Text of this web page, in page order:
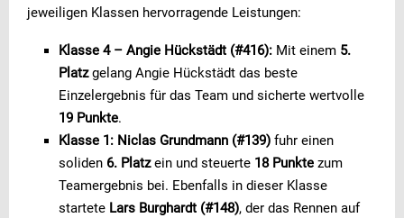
jeweiligen Klassen hervorragende Leistungen:
Klasse 4 – Angie Hückstädt (#416): Mit einem 5.
Platzgelang Angie Hückstädt das beste
Einzelergebnis für das Team und sicherte wertvolle
19 Punkte.
Klasse 1: Niclas Grundmann (#139) fuhr einen
soliden 6. Platzein und steuerte 18 Punkte zum
Teamergebnis bei. Ebenfalls in dieser Klasse
startete Lars Burghardt (#148), der das Rennen auf